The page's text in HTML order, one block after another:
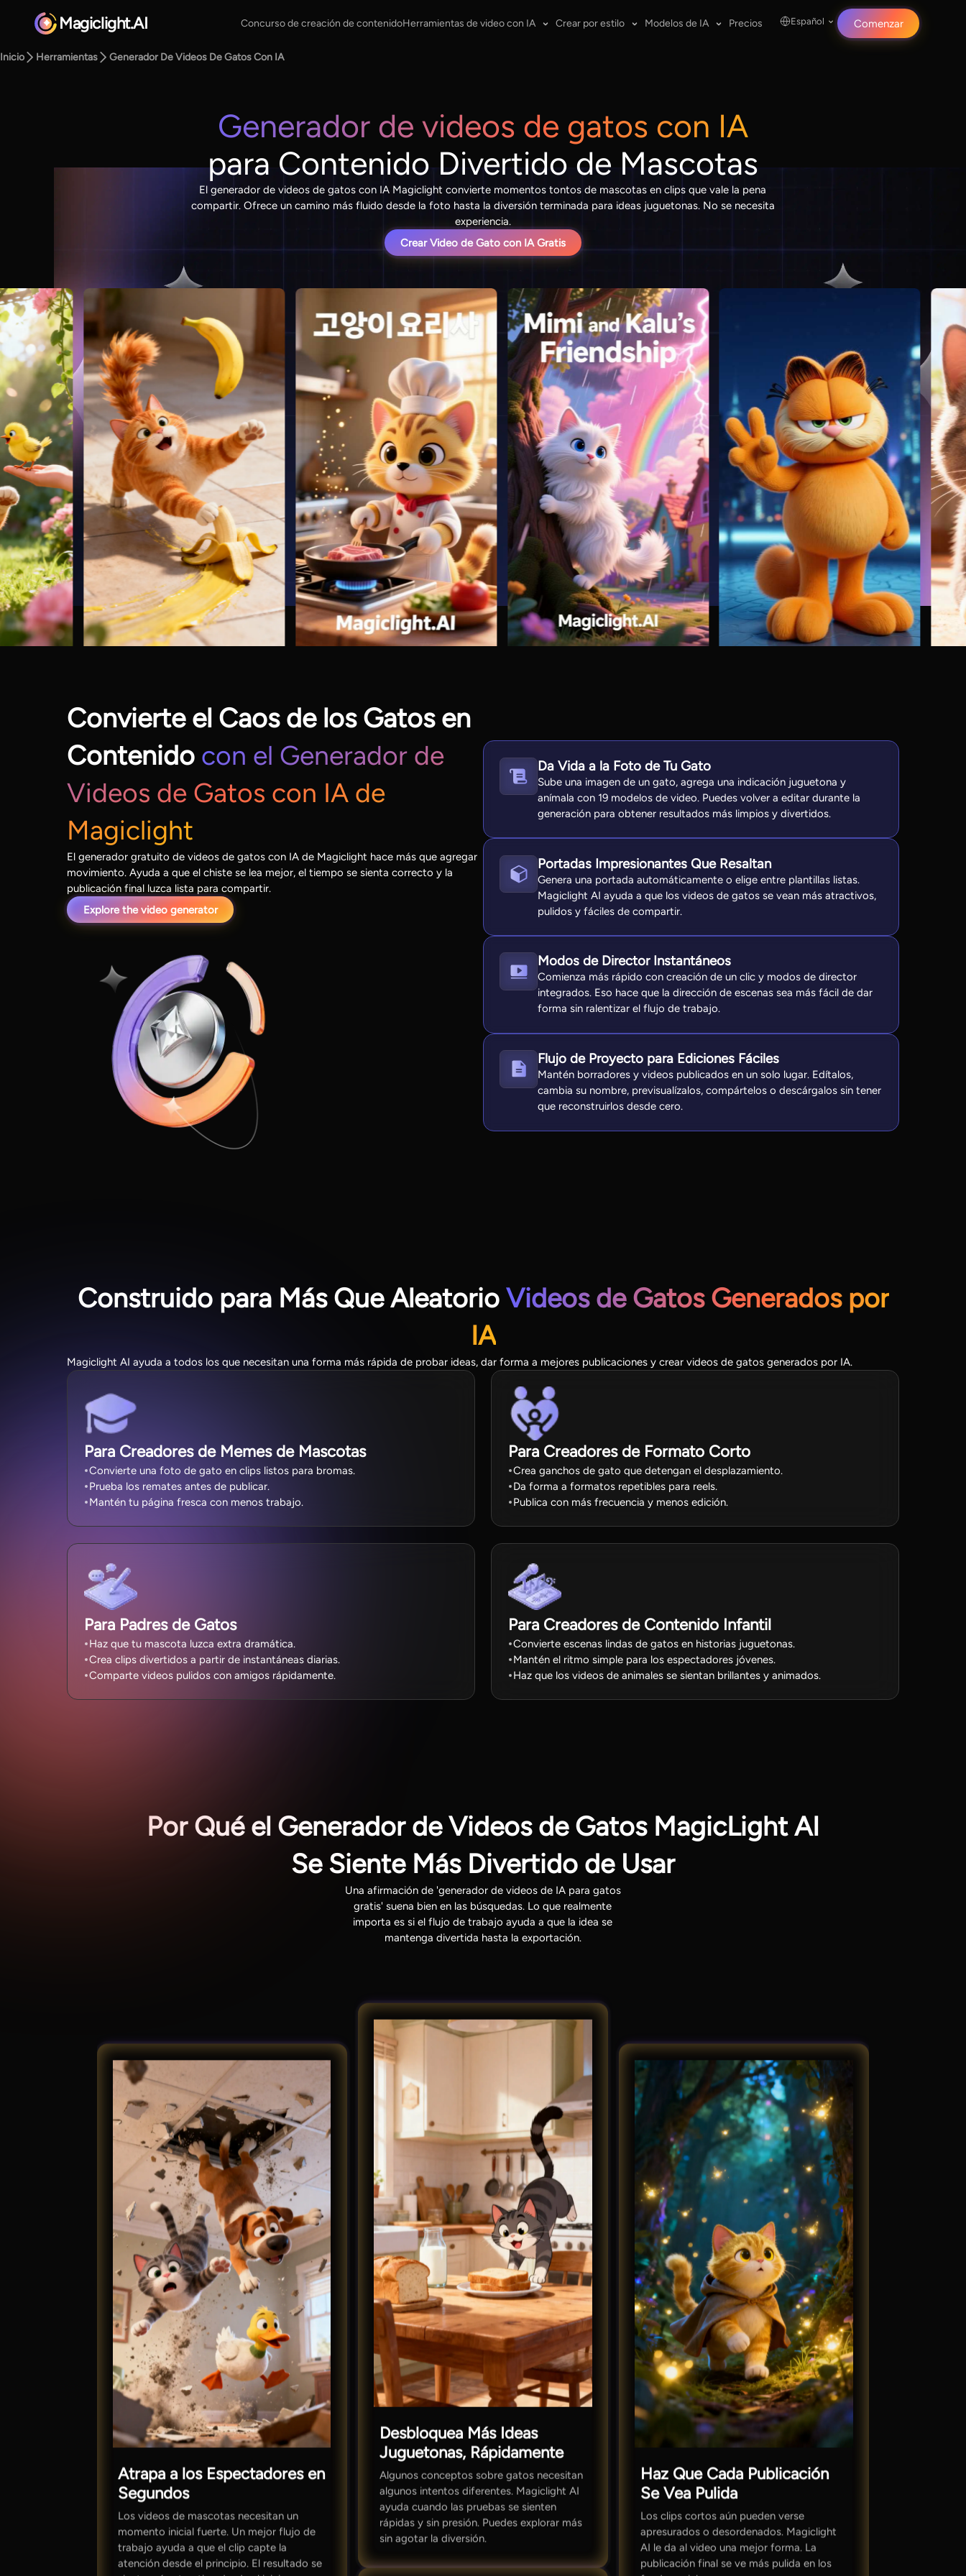
Magiclight.AI Concurso de creación de contenidoHerramientas de video con IA Crear por estilo Modelos de IA Precios Español Comenzar
Inicio Herramientas Generador De Videos De Gatos Con IA
Generador de videos de gatos con IA
para Contenido Divertido de Mascotas
El generador de videos de gatos con IA Magiclight convierte momentos tontos de mascotas en clips que vale la pena
compartir. Ofrece un camino más fluido desde la foto hasta la diversión terminada para ideas juguetonas. No se necesita
experiencia.
Crear Video de Gato con IA Gratis
Convierte el Caos de los Gatos en
Contenido con el Generador de
Videos de Gatos con IA de
Magiclight
El generador gratuito de videos de gatos con IA de Magiclight hace más que agregar
movimiento. Ayuda a que el chiste se lea mejor, el tiempo se sienta correcto y la
publicación final luzca lista para compartir.
Explore the video generator
Da Vida a la Foto de Tu Gato
Sube una imagen de un gato, agrega una indicación juguetona y
anímala con 19 modelos de video. Puedes volver a editar durante la
generación para obtener resultados más limpios y divertidos.
Portadas Impresionantes Que Resaltan
Genera una portada automáticamente o elige entre plantillas listas.
Magiclight AI ayuda a que los videos de gatos se vean más atractivos,
pulidos y fáciles de compartir.
Modos de Director Instantáneos
Comienza más rápido con creación de un clic y modos de director
integrados. Eso hace que la dirección de escenas sea más fácil de dar
forma sin ralentizar el flujo de trabajo.
Flujo de Proyecto para Ediciones Fáciles
Mantén borradores y videos publicados en un solo lugar. Edítalos,
cambia su nombre, previsualízalos, compártelos o descárgalos sin tener
que reconstruirlos desde cero.
Construido para Más Que Aleatorio Videos de Gatos Generados por
IA
Magiclight AI ayuda a todos los que necesitan una forma más rápida de probar ideas, dar forma a mejores publicaciones y crear videos de gatos generados por IA.
Para Creadores de Memes de Mascotas
Convierte una foto de gato en clips listos para bromas.
Prueba los remates antes de publicar.
Mantén tu página fresca con menos trabajo.
Para Creadores de Formato Corto
Crea ganchos de gato que detengan el desplazamiento.
Da forma a formatos repetibles para reels.
Publica con más frecuencia y menos edición.
Para Padres de Gatos
Haz que tu mascota luzca extra dramática.
Crea clips divertidos a partir de instantáneas diarias.
Comparte videos pulidos con amigos rápidamente.
Para Creadores de Contenido Infantil
Convierte escenas lindas de gatos en historias juguetonas.
Mantén el ritmo simple para los espectadores jóvenes.
Haz que los videos de animales se sientan brillantes y animados.
Por Qué el Generador de Videos de Gatos MagicLight AI
Se Siente Más Divertido de Usar
Una afirmación de 'generador de videos de IA para gatos
gratis' suena bien en las búsquedas. Lo que realmente
importa es si el flujo de trabajo ayuda a que la idea se
mantenga divertida hasta la exportación.
Atrapa a los Espectadores en
Segundos
Los videos de mascotas necesitan un
momento inicial fuerte. Un mejor flujo de
trabajo ayuda a que el clip capte la
atención desde el principio. El resultado se
Desbloquea Más Ideas
Juguetonas, Rápidamente
Algunos conceptos sobre gatos necesitan
algunos intentos diferentes. Magiclight AI
ayuda cuando las pruebas se sienten
rápidas y sin presión. Puedes explorar más
sin agotar la diversión.
Haz Que Cada Publicación
Se Vea Pulida
Los clips cortos aún pueden verse
apresurados o desordenados. Magiclight
AI le da al video una mejor forma. La
publicación final se ve más pulida en los